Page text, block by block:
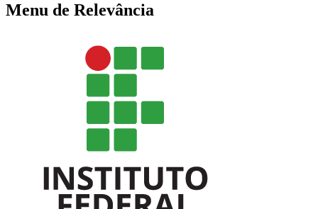
Menu de Relevância